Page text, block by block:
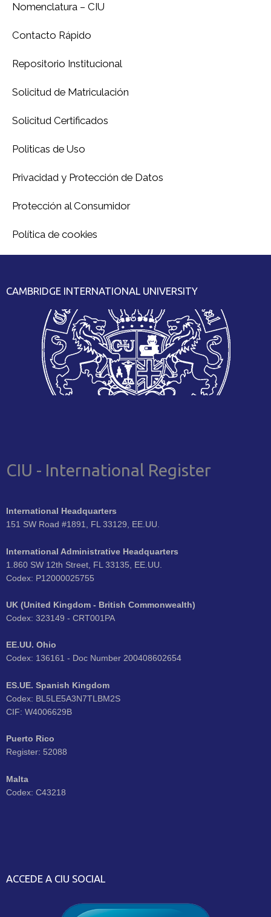
Nomenclatura – CIU
Contacto Rápido
Repositorio Institucional
Solicitud de Matriculación
Solicitud Certificados
Politicas de Uso
Privacidad y Protección de Datos
Protección al Consumidor
Política de cookies
CAMBRIDGE INTERNATIONAL UNIVERSITY
CIU - International Register
International Headquarters
151 SW Road #1891, FL 33129, EE.UU.
International Administrative Headquarters
1.860 SW 12th Street, FL 33135, EE.UU.
Codex: P12000025755
UK (United Kingdom - British Commonwealth)
Codex: 323149 - CRT001PA
EE.UU. Ohio
Codex: 136161 - Doc Number 200408602654
ES.UE. Spanish Kingdom
Codex: BL5LE5A3N7TLBM2S
CIF: W4006629B
Puerto Rico
Register: 52088
Malta
Codex: C43218
ACCEDE A CIU SOCIAL